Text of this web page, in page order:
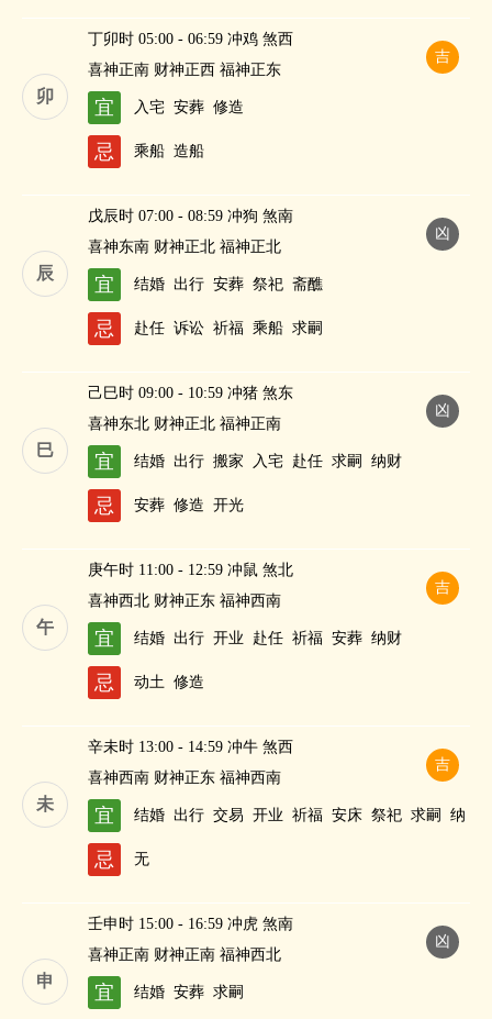
卯
吉
丁卯时 05:00 - 06:59 冲鸡 煞西
喜神正南 财神正西 福神正东
宜 入宅 安葬 修造
忌 乘船 造船
辰
凶
戊辰时 07:00 - 08:59 冲狗 煞南
喜神东南 财神正北 福神正北
宜 结婚 出行 安葬 祭祀 斋醮
忌 赴任 诉讼 祈福 乘船 求嗣
巳
凶
己巳时 09:00 - 10:59 冲猪 煞东
喜神东北 财神正北 福神正南
宜 结婚 出行 搬家 入宅 赴任 求嗣 纳财
忌 安葬 修造 开光
午
吉
庚午时 11:00 - 12:59 冲鼠 煞北
喜神西北 财神正东 福神西南
宜 结婚 出行 开业 赴任 祈福 安葬 纳财
忌 动土 修造
未
吉
辛未时 13:00 - 14:59 冲牛 煞西
喜神西南 财神正东 福神西南
宜 结婚 出行 交易 开业 祈福 安床 祭祀 求嗣
纳
忌 无
申
凶
壬申时 15:00 - 16:59 冲虎 煞南
喜神正南 财神正南 福神西北
宜 结婚 安葬 求嗣